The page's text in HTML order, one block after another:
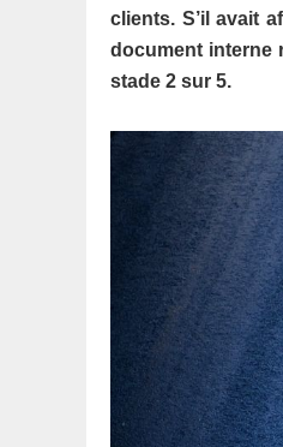
clients. S’il avait
document interne
stade 2 sur 5.